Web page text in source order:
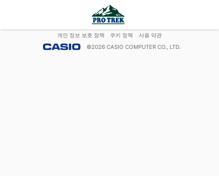
개인 정보 보호 정책 쿠키 정책
사용 약관
©2026 CASIO COMPUTER CO., LTD.